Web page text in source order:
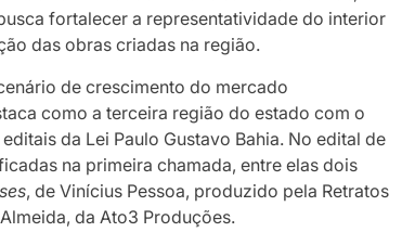
fortalecer a representatividade do interior
das obras criadas na região.
de crescimento do mercado
como a terceira região do estado com o
da Lei Paulo Gustavo Bahia. No edital de
na primeira chamada, entre elas dois
, de Vinícius Pessoa, produzido pela Retratos
da Ato3 Produções.